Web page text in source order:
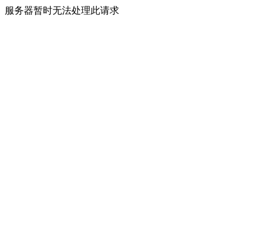
服务器暂时无法处理此请求